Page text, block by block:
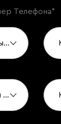
Объединённые Арабские Эмираты
Как скоро вы хотите купить?*